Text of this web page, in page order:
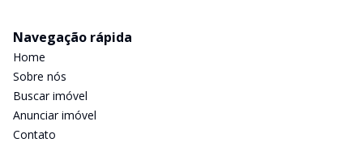
Navegação rápida
Home
Sobre nós
Buscar imóvel
Anunciar imóvel
Contato